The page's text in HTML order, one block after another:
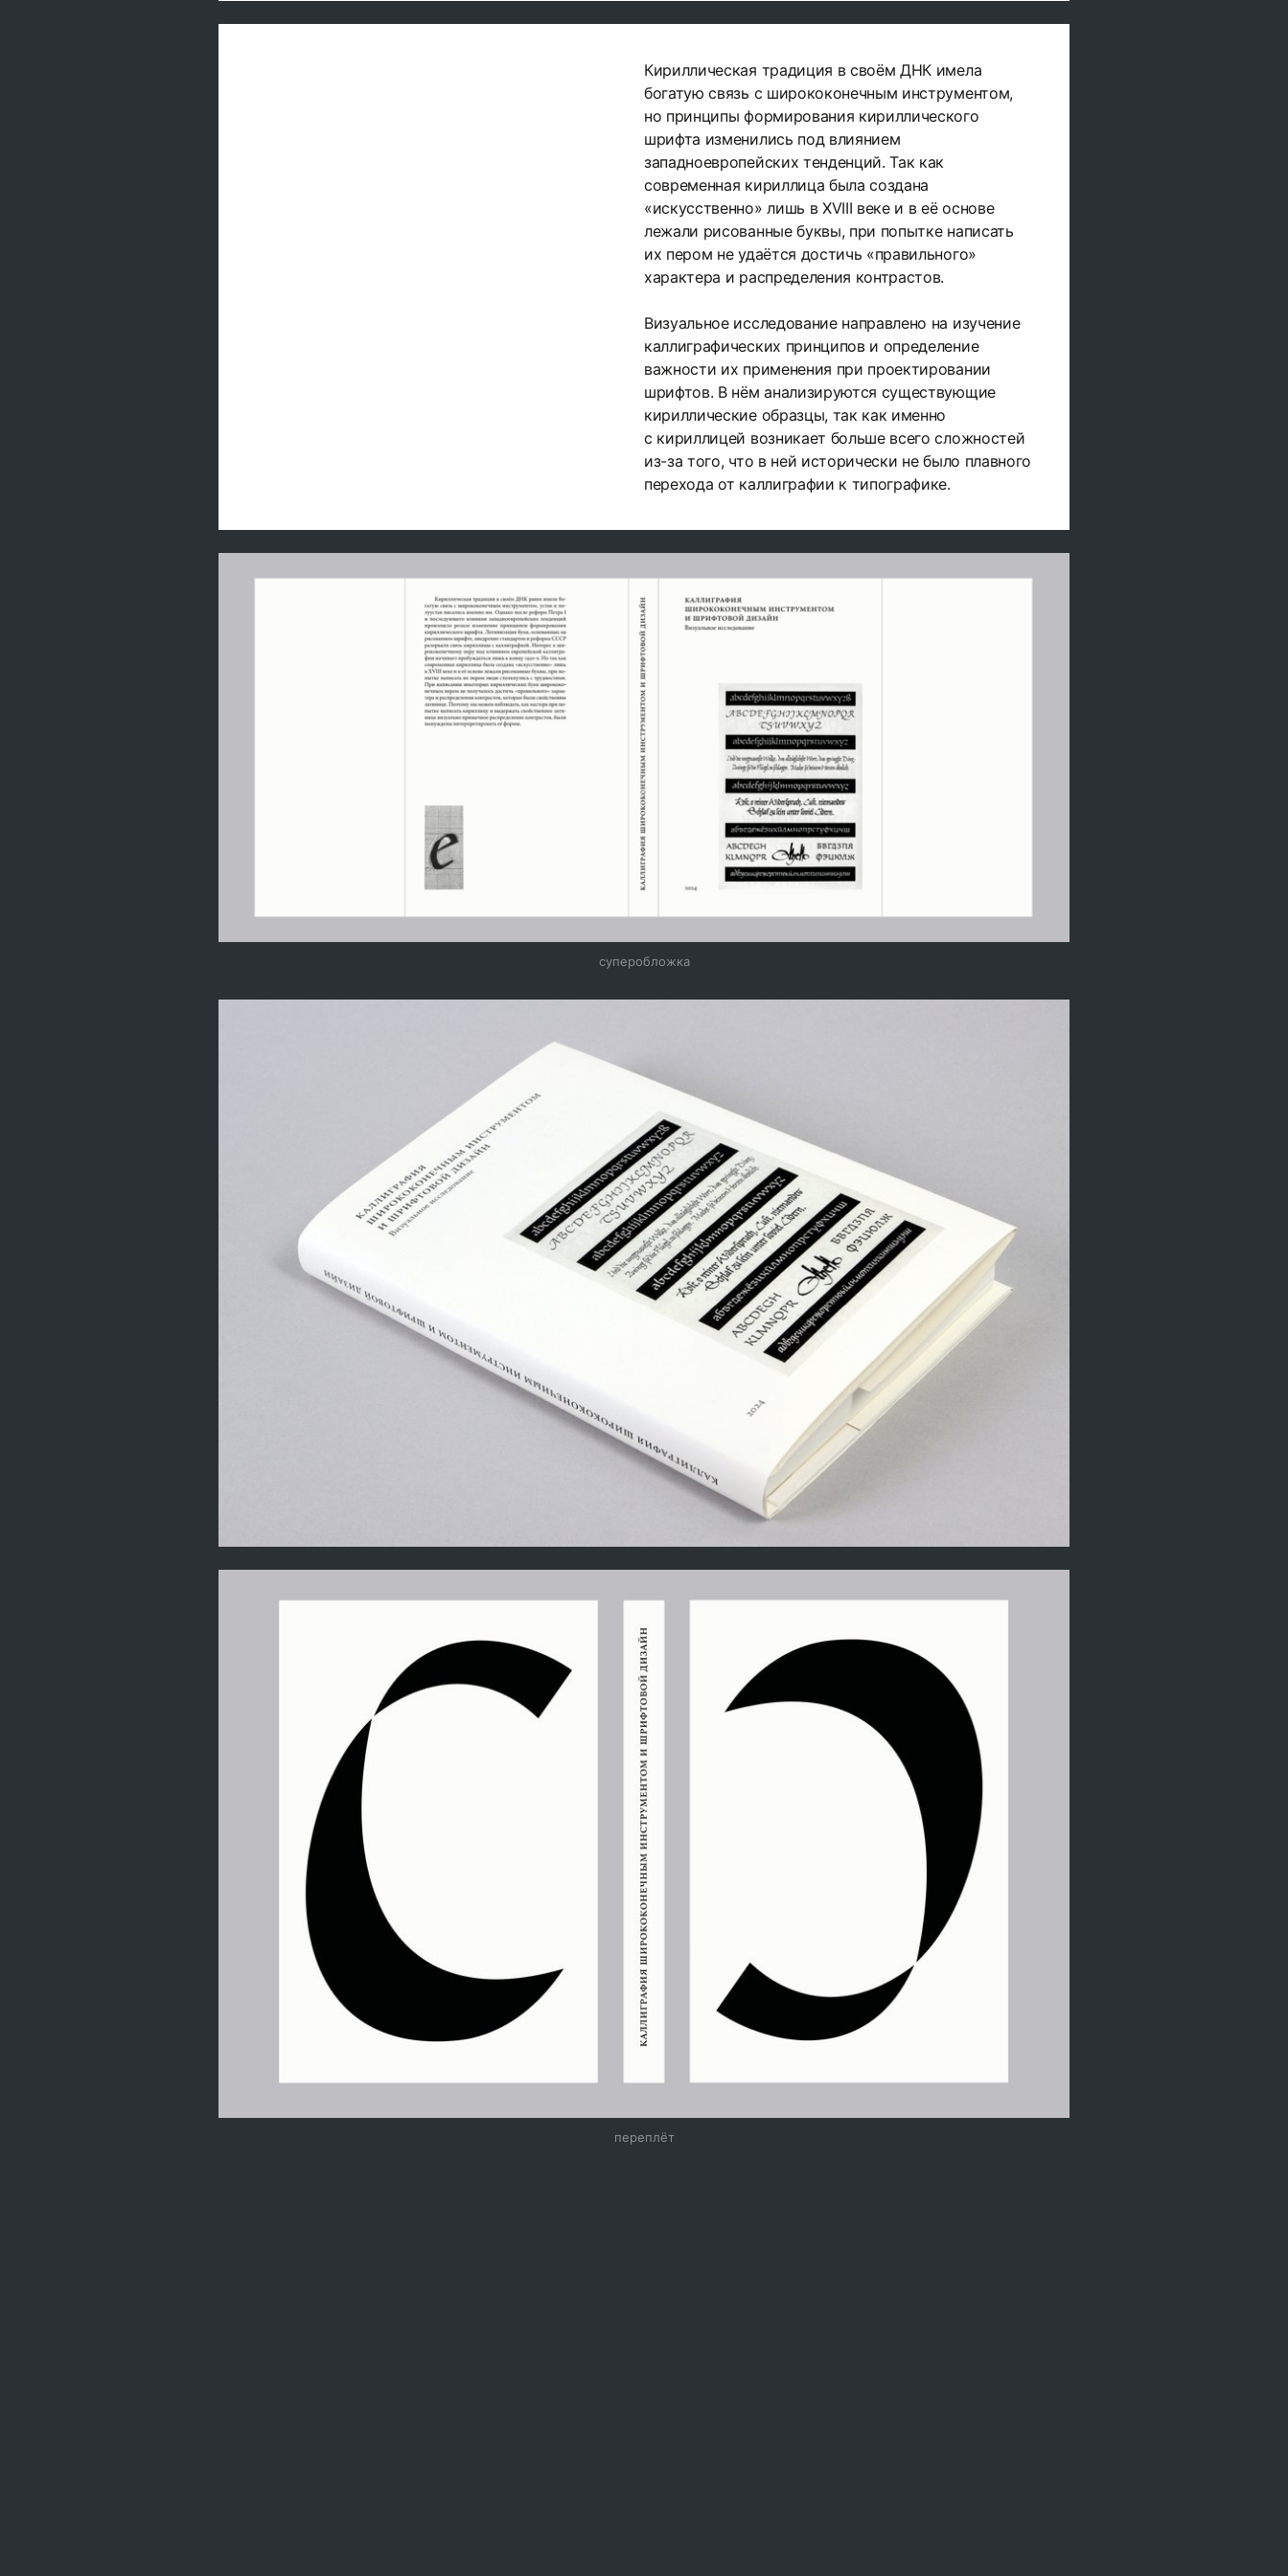
Кириллическая традиция в своём ДНК имела
богатую связь с ширококонечным инструментом,
но принципы формирования кириллического
шрифта изменились под влиянием
западноевропейских тенденций. Так как
современная кириллица была создана
«искусственно» лишь в XVIII веке и в её основе
лежали рисованные буквы, при попытке написать
их пером не удаётся достичь «правильного»
характера и распределения контрастов.
Визуальное исследование направлено на изучение
каллиграфических принципов и определение
важности их применения при проектировании
шрифтов. В нём анализируются существующие
кириллические образцы, так как именно
с кириллицей возникает больше всего сложностей
из-за того, что в ней исторически не было плавного
перехода от каллиграфии к типографике.
суперобложка
переплёт